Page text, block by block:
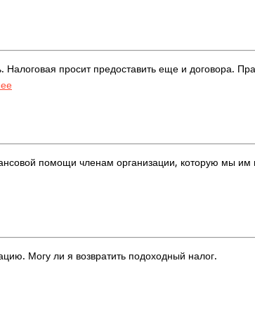
просит предоставить еще и договора.
помощи членам организации, которую мы им
Могу ли я возвратить подоходный налог.